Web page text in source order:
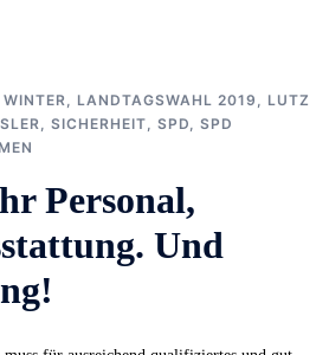
LANDTAGSWAHL 2019
LUTZ
SICHERHEIT SPD
SPD
Personal,
Und